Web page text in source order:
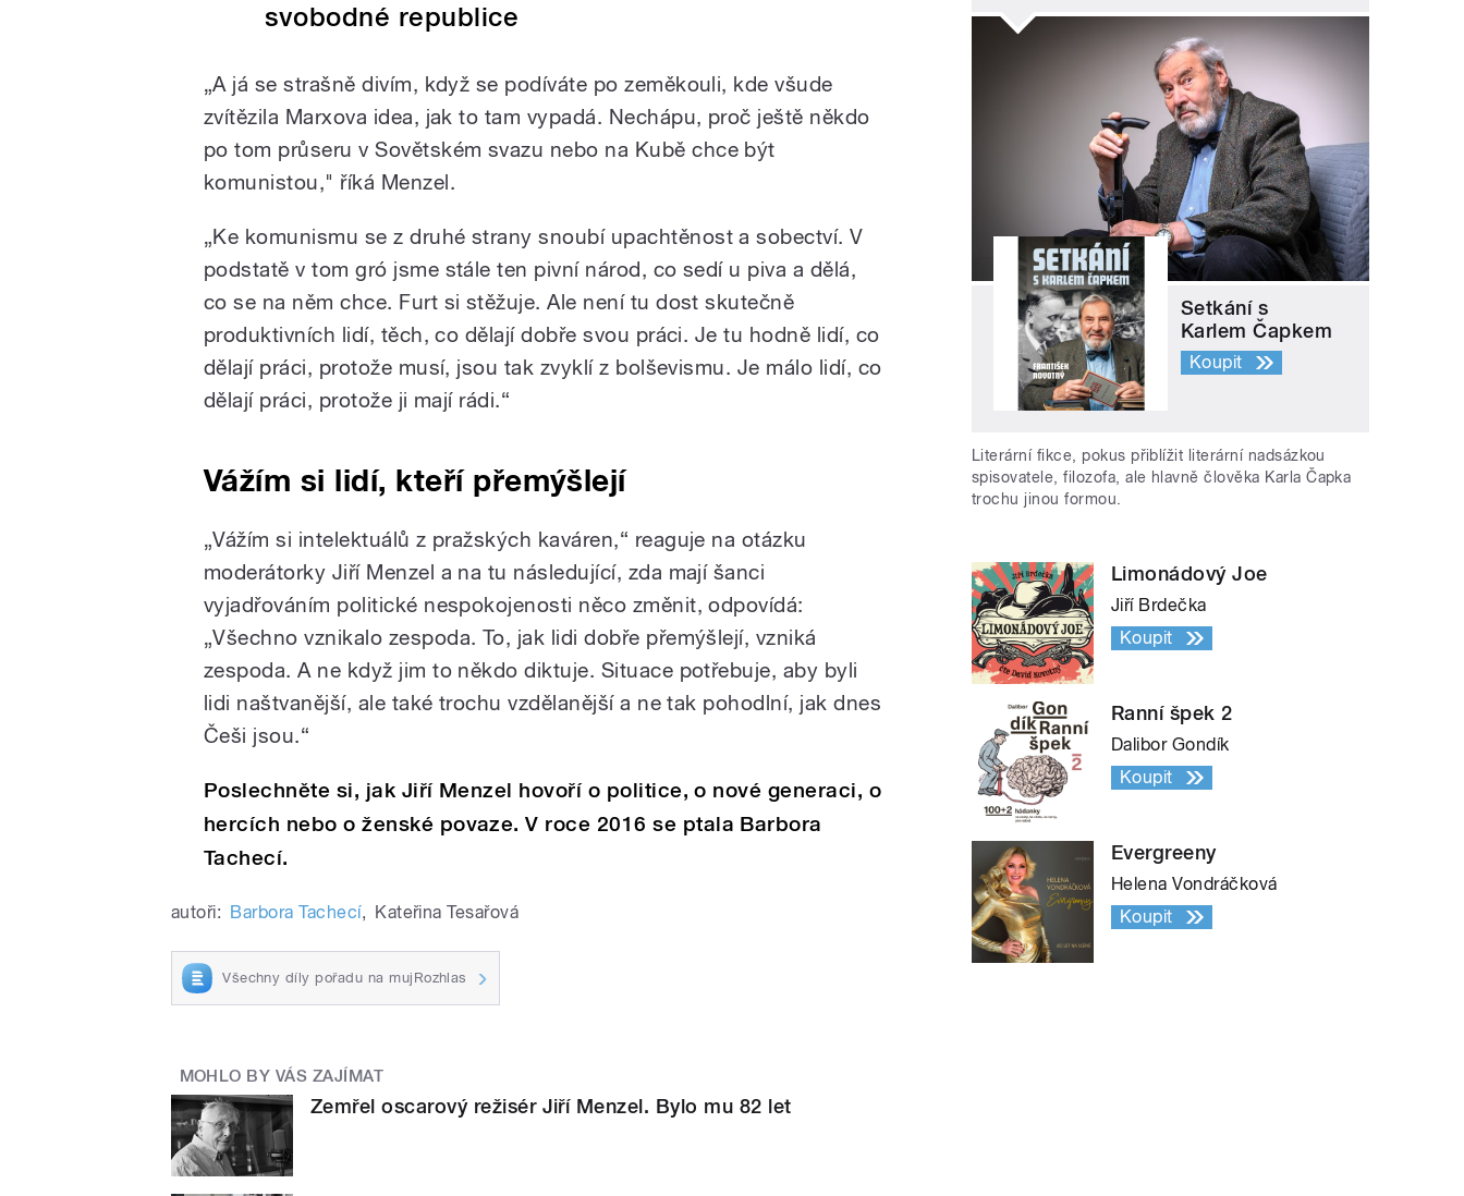
svobodné republice
„A já se strašně divím, když se podíváte po zeměkouli, kde všude
zvítězila Marxova idea, jak to tam vypadá. Nechápu, proč ještě někdo
po tom průseru v Sovětském svazu nebo na Kubě chce být
komunistou," říká Menzel.
„Ke komunismu se z druhé strany snoubí upachtěnost a sobectví. V
podstatě v tom gró jsme stále ten pivní národ, co sedí u piva a dělá,
co se na něm chce. Furt si stěžuje. Ale není tu dost skutečně
produktivních lidí, těch, co dělají dobře svou práci. Je tu hodně lidí, co
dělají práci, protože musí, jsou tak zvyklí z bolševismu. Je málo lidí, co
dělají práci, protože ji mají rádi.“
Vážím si lidí, kteří přemýšlejí
„Vážím si intelektuálů z pražských kaváren,“ reaguje na otázku
moderátorky Jiří Menzel a na tu následující, zda mají šanci
vyjadřováním politické nespokojenosti něco změnit, odpovídá:
„Všechno vznikalo zespoda. To, jak lidi dobře přemýšlejí, vzniká
zespoda. A ne když jim to někdo diktuje. Situace potřebuje, aby byli
lidi naštvanější, ale také trochu vzdělanější a ne tak pohodlní, jak dnes
Češi jsou.“
Poslechněte si, jak Jiří Menzel hovoří o politice, o nové generaci, o
hercích nebo o ženské povaze. V roce 2016 se ptala Barbora
Tachecí.
autoři: Barbora Tachecí, Kateřina Tesařová
Všechny díly pořadu na mujRozhlas
MOHLO BY VÁS ZAJÍMAT
Zemřel oscarový režisér Jiří Menzel. Bylo mu 82 let
Setkání s
Karlem Čapkem
Koupit
Literární fikce, pokus přiblížit literární nadsázkou
spisovatele, filozofa, ale hlavně člověka Karla Čapka
trochu jinou formou.
Limonádový Joe
Jiří Brdečka
Koupit
Ranní špek 2
Dalibor Gondík
Koupit
Evergreeny
Helena Vondráčková
Koupit